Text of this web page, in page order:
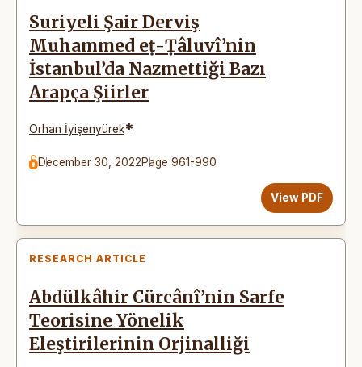
Suriyeli Şair Derviş
Muhammed eṭ-Ṭâluvî’nin
İstanbul’da Nazmettiği Bazı
Arapça Şiirler
Orhan İyişenyürek*
December 30, 2022Page 961-990
View PDF
RESEARCH ARTICLE
Abdülkâhir Cürcânî’nin Sarfe
Teorisine Yönelik
Eleştirilerinin Orjinalliği